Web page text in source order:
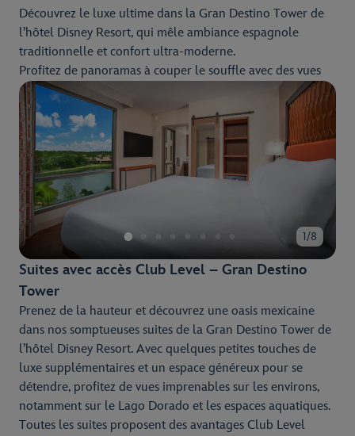
Découvrez le luxe ultime dans la Gran Destino Tower de
l’hôtel Disney Resort, qui mêle ambiance espagnole
traditionnelle et confort ultra-moderne.
Profitez de panoramas à couper le souffle avec des vues
sur le Lago Dorado aux eaux scintillantes et les espaces
aquatiques uniques de l’hôtel Disney Resort.
1/8
Suites avec accès Club Level – Gran Destino
Tower
Prenez de la hauteur et découvrez une oasis mexicaine
dans nos somptueuses suites de la Gran Destino Tower de
l’hôtel Disney Resort. Avec quelques petites touches de
luxe supplémentaires et un espace généreux pour se
détendre, profitez de vues imprenables sur les environs,
notamment sur le Lago Dorado et les espaces aquatiques.
Toutes les suites proposent des avantages Club Level